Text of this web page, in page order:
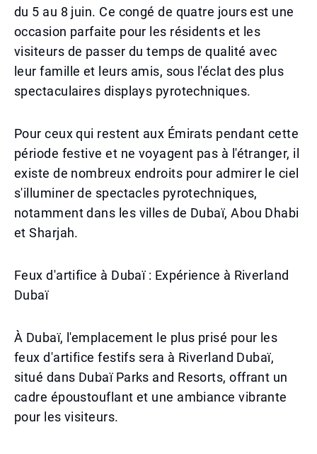
du 5 au 8 juin. Ce congé de quatre jours est une
occasion parfaite pour les résidents et les
visiteurs de passer du temps de qualité avec
leur famille et leurs amis, sous l'éclat des plus
spectaculaires displays pyrotechniques.
Pour ceux qui restent aux Émirats pendant cette
période festive et ne voyagent pas à l'étranger, il
existe de nombreux endroits pour admirer le ciel
s'illuminer de spectacles pyrotechniques,
notamment dans les villes de Dubaï, Abou Dhabi
et Sharjah.
Feux d'artifice à Dubaï : Expérience à Riverland
Dubaï
À Dubaï, l'emplacement le plus prisé pour les
feux d'artifice festifs sera à Riverland Dubaï,
situé dans Dubaï Parks and Resorts, offrant un
cadre époustouflant et une ambiance vibrante
pour les visiteurs.